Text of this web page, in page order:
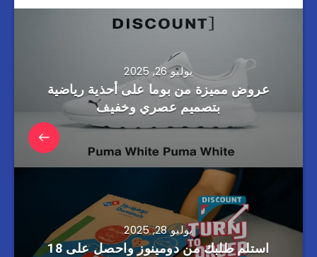
يوليو 26, 2025
عروض مميزة من بوما على أحذية رياضية
بتصميم عصري وخفيف
يوليو 28, 2025
استلم طلبك من دومينوز واحصل على 18